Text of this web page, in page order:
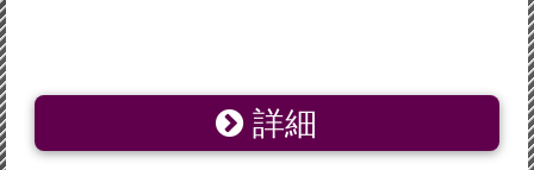
詳細